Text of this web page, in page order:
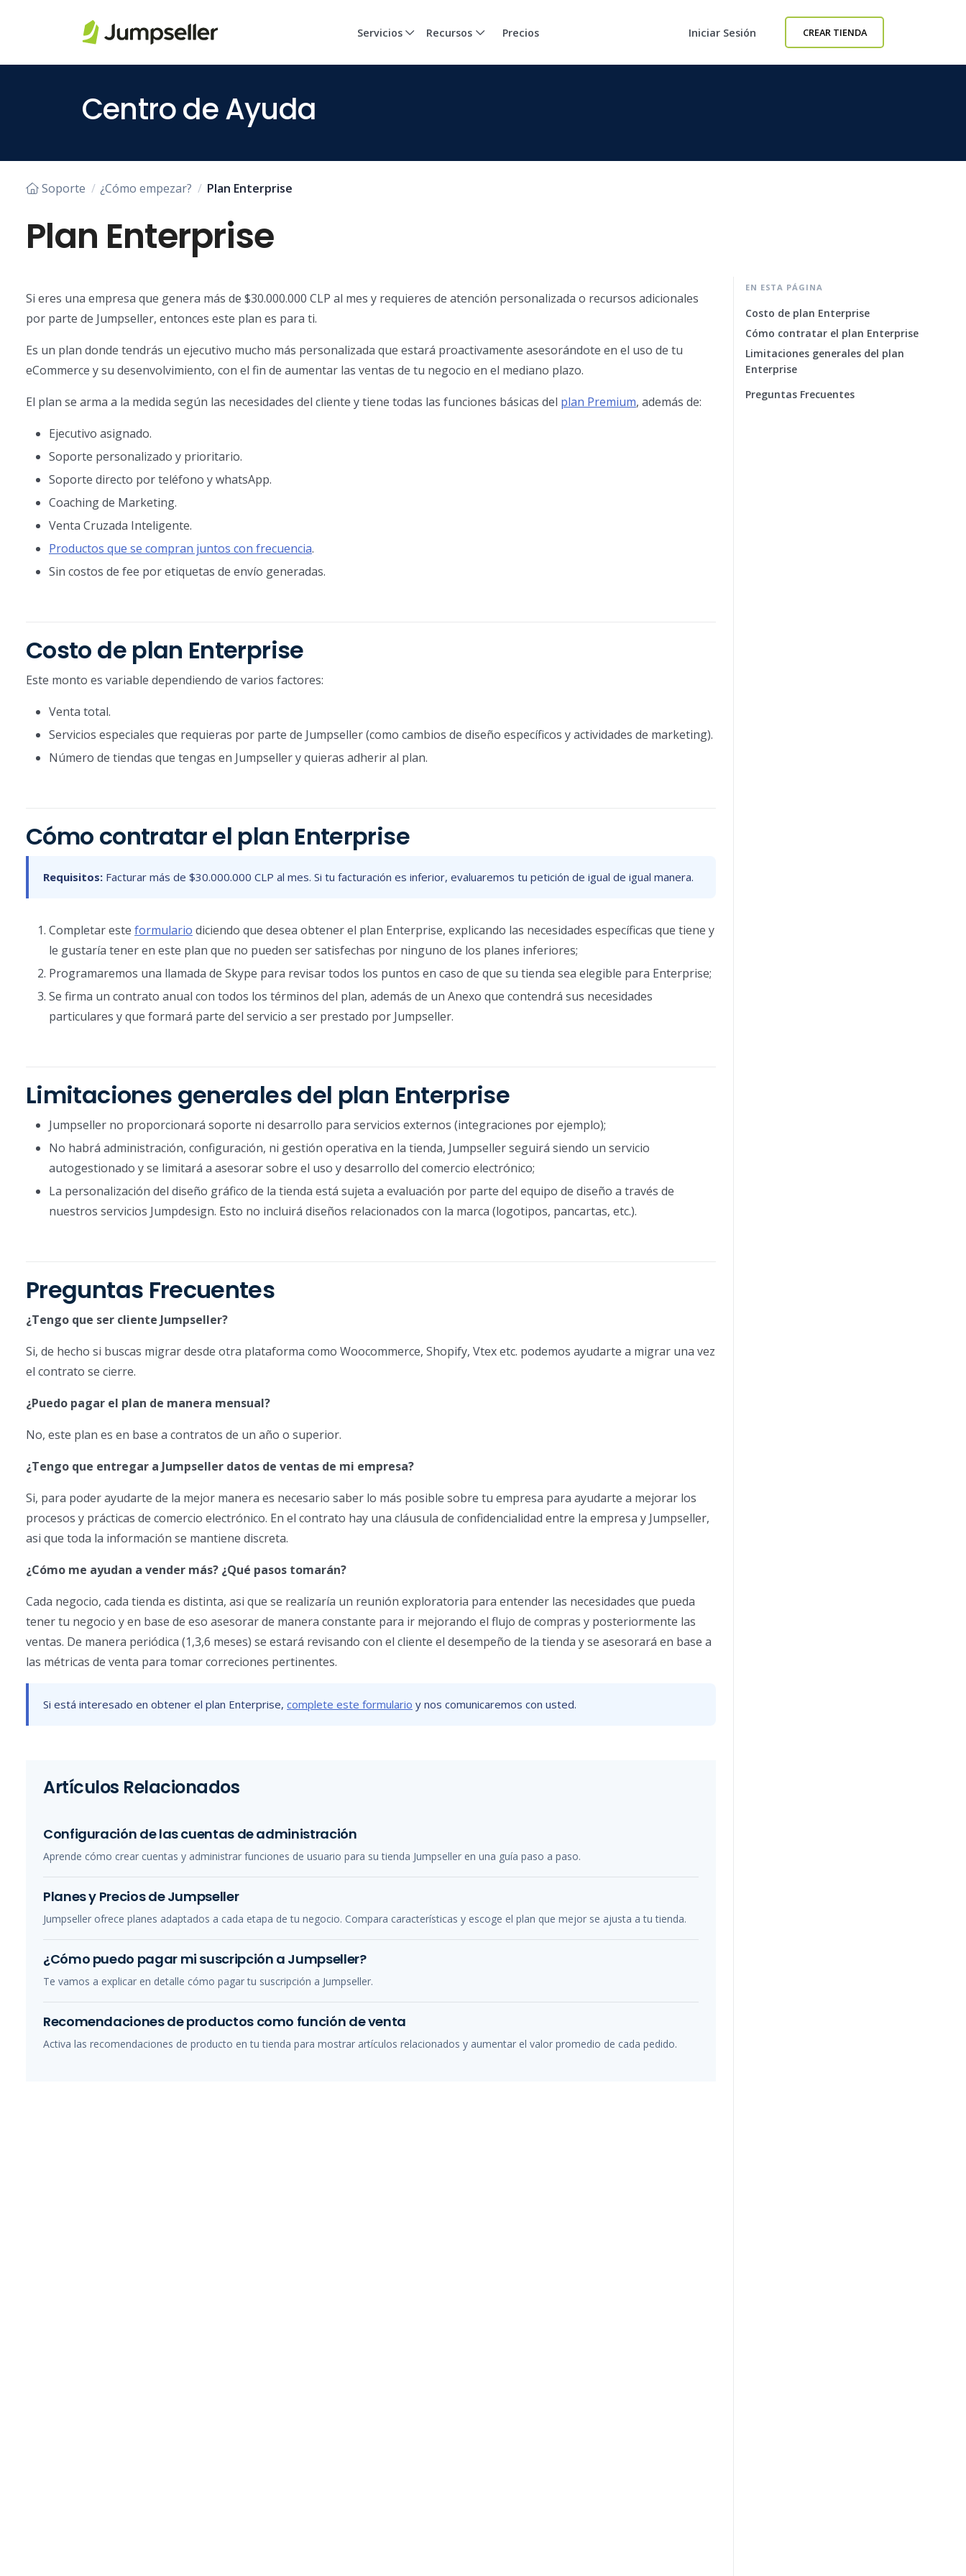
Saltar al contenido principal
Servicios Recursos Precios Iniciar Sesión CREAR TIENDA
Centro de Ayuda
Soporte ¿Cómo empezar? Plan Enterprise
Plan Enterprise
Si eres una empresa que genera más de $30.000.000 CLP al mes y requieres de atención personalizada o recursos adicionales
por parte de Jumpseller, entonces este plan es para ti.
Es un plan donde tendrás un ejecutivo mucho más personalizada que estará proactivamente asesorándote en el uso de tu
eCommerce y su desenvolvimiento, con el fin de aumentar las ventas de tu negocio en el mediano plazo.
El plan se arma a la medida según las necesidades del cliente y tiene todas las funciones básicas del plan Premium, además de:
Ejecutivo asignado.
Soporte personalizado y prioritario.
Soporte directo por teléfono y whatsApp.
Coaching de Marketing.
Venta Cruzada Inteligente.
Productos que se compran juntos con frecuencia.
Sin costos de fee por etiquetas de envío generadas.
Costo de plan Enterprise
Este monto es variable dependiendo de varios factores:
Venta total.
Servicios especiales que requieras por parte de Jumpseller (como cambios de diseño específicos y actividades de marketing).
Número de tiendas que tengas en Jumpseller y quieras adherir al plan.
Cómo contratar el plan Enterprise
Requisitos: Facturar más de $30.000.000 CLP al mes. Si tu facturación es inferior, evaluaremos tu petición de igual de igual manera.
Completar este formulario diciendo que desea obtener el plan Enterprise, explicando las necesidades específicas que tiene y
le gustaría tener en este plan que no pueden ser satisfechas por ninguno de los planes inferiores;
Programaremos una llamada de Skype para revisar todos los puntos en caso de que su tienda sea elegible para Enterprise;
Se firma un contrato anual con todos los términos del plan, además de un Anexo que contendrá sus necesidades
particulares y que formará parte del servicio a ser prestado por Jumpseller.
Limitaciones generales del plan Enterprise
Jumpseller no proporcionará soporte ni desarrollo para servicios externos (integraciones por ejemplo);
No habrá administración, configuración, ni gestión operativa en la tienda, Jumpseller seguirá siendo un servicio
autogestionado y se limitará a asesorar sobre el uso y desarrollo del comercio electrónico;
La personalización del diseño gráfico de la tienda está sujeta a evaluación por parte del equipo de diseño a través de
nuestros servicios Jumpdesign. Esto no incluirá diseños relacionados con la marca (logotipos, pancartas, etc.).
Preguntas Frecuentes
¿Tengo que ser cliente Jumpseller?
Si, de hecho si buscas migrar desde otra plataforma como Woocommerce, Shopify, Vtex etc. podemos ayudarte a migrar una vez
el contrato se cierre.
¿Puedo pagar el plan de manera mensual?
No, este plan es en base a contratos de un año o superior.
¿Tengo que entregar a Jumpseller datos de ventas de mi empresa?
Si, para poder ayudarte de la mejor manera es necesario saber lo más posible sobre tu empresa para ayudarte a mejorar los
procesos y prácticas de comercio electrónico. En el contrato hay una cláusula de confidencialidad entre la empresa y Jumpseller,
asi que toda la información se mantiene discreta.
¿Cómo me ayudan a vender más? ¿Qué pasos tomarán?
Cada negocio, cada tienda es distinta, asi que se realizaría un reunión exploratoria para entender las necesidades que pueda
tener tu negocio y en base de eso asesorar de manera constante para ir mejorando el flujo de compras y posteriormente las
ventas. De manera periódica (1,3,6 meses) se estará revisando con el cliente el desempeño de la tienda y se asesorará en base a
las métricas de venta para tomar correciones pertinentes.
Si está interesado en obtener el plan Enterprise, complete este formulario y nos comunicaremos con usted.
Artículos Relacionados
Configuración de las cuentas de administración
Aprende cómo crear cuentas y administrar funciones de usuario para su tienda Jumpseller en una guía paso a paso.
Planes y Precios de Jumpseller
Jumpseller ofrece planes adaptados a cada etapa de tu negocio. Compara características y escoge el plan que mejor se ajusta a tu tienda.
¿Cómo puedo pagar mi suscripción a Jumpseller?
Te vamos a explicar en detalle cómo pagar tu suscripción a Jumpseller.
Recomendaciones de productos como función de venta
Activa las recomendaciones de producto en tu tienda para mostrar artículos relacionados y aumentar el valor promedio de cada pedido.
EN ESTA PÁGINA
Costo de plan Enterprise
Cómo contratar el plan Enterprise
Limitaciones generales del plan
Enterprise
Preguntas Frecuentes